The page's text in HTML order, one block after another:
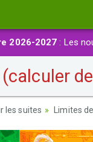
2026-2027 : Les
les suites Limites